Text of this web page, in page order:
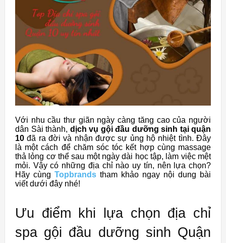
Với nhu cầu thư giãn ngày càng tăng cao của người
dân Sài thành, dịch vụ gội đầu dưỡng sinh tại quận
10đã ra đời và nhận được sự ủng hộ nhiệt tình. Đây
là một cách để chăm sóc tóc kết hợp cùng massage
thả lỏng cơ thể sau một ngày dài học tập, làm việc mệt
mỏi. Vậy có những địa chỉ nào uy tín, nên lựa chọn?
Hãy cùng Topbrands tham khảo ngay nội dung bài
viết dưới đây nhé!
Ưu điểm khi lựa chọn địa chỉ
spa gội đầu dưỡng sinh Quận